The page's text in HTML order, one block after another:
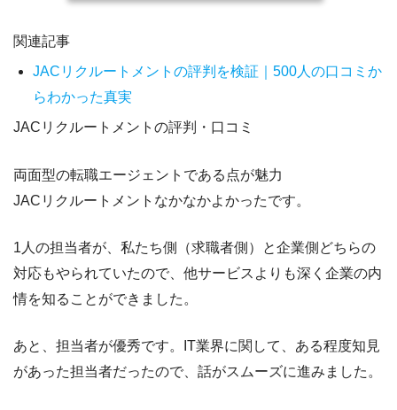
関連記事
JACリクルートメントの評判を検証｜500人の口コミか
らわかった真実
JACリクルートメントの評判・口コミ
両面型の転職エージェントである点が魅力
JACリクルートメントなかなかよかったです。
1人の担当者が、私たち側（求職者側）と企業側どちらの
対応もやられていたので、 他サービスよりも深く企業の内
情を知ることができました。
あと、担当者が優秀です。IT業界に関して、ある程度知見
があった担当者だったので、話がスムーズに進みました。